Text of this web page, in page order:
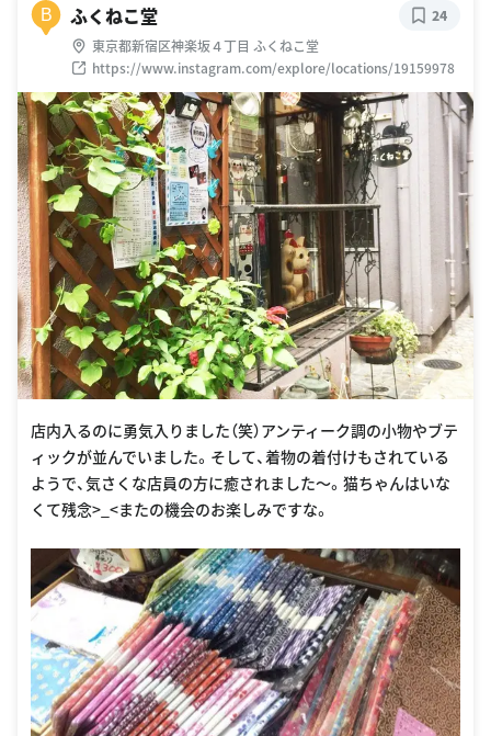
B ふくねこ堂
東京都新宿区神楽坂４丁目 ふくねこ堂
https://www.instagram.com/explore/locations/19159978
24
店内入るのに勇気入りました（笑）アンティーク調の小物やブテ
ィックが並んでいました。そして、着物の着付けもされている
ようで、気さくな店員の方に癒されました〜。猫ちゃんはいな
くて残念>_<またの機会のお楽しみですな。